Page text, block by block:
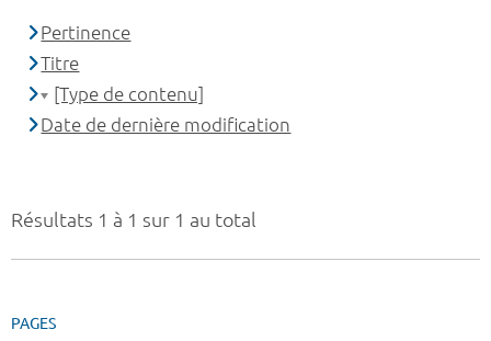
Résultats 1 à 1 sur 1 au total
PAGES
Pertinence
Titre
[Type de contenu]
Date de dernière modification